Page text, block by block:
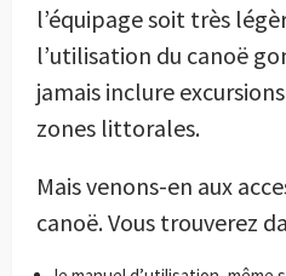
l’équipage soit très
l’utilisation du canoë
jamais inclure
zones littorales.
Mais venons-en aux
canoë. Vous trouverez